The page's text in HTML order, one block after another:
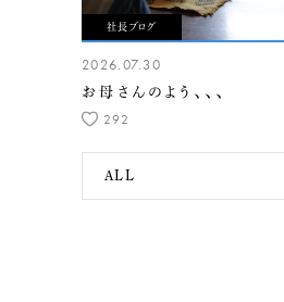
社長ブログ
2026.07.30
お母さんのよう、、、
292
ALL